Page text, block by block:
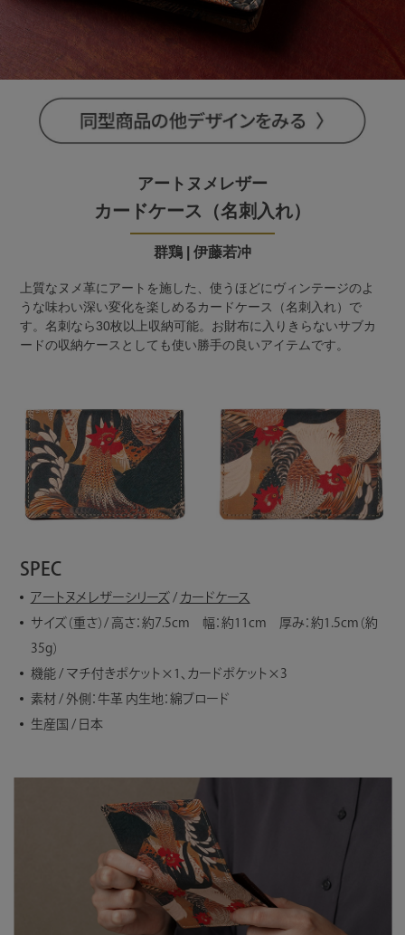
アートヌメレザー
カードケース（名刺入れ）
群鶏 | 伊藤若冲
上質なヌメ革にアートを施した、使うほどにヴィンテージのよ
うな味わい深い変化を楽しめるカードケース（名刺入れ）で
す。名刺なら30枚以上収納可能。お財布に入りきらないサブカ
ードの収納ケースとしても使い勝手の良いアイテムです。
SPEC
アートヌメレザーシリーズ/ カードケース
サイズ（重さ）/ 高さ：約7.5cm 幅：約11cm 厚み：約1.5cm（約
35g）
機能 / マチ付きポケット×1、カードポケット×3
素材 / 外側：牛革 内生地：綿ブロード
生産国 / 日本